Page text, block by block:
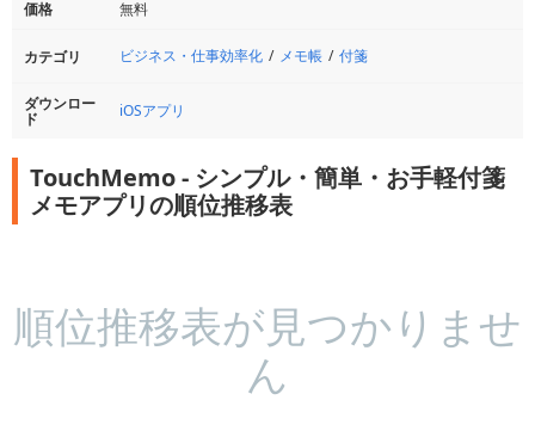
価格
無料
カテゴリ ビジネス・仕事効率化 メモ帳 付箋
ダウンロー
ド iOSアプリ
TouchMemo - シンプル・簡単・お手軽付箋
メモアプリの順位推移表
順位推移表が見つかりませ
ん